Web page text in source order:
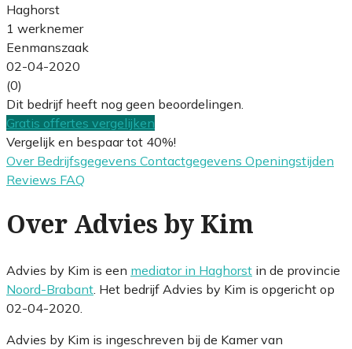
Haghorst
1 werknemer
Eenmanszaak
02-04-2020
(0)
Dit bedrijf heeft nog geen beoordelingen.
Gratis offertes vergelijken
Vergelijk en bespaar tot 40%!
Over Bedrijfsgegevens Contactgegevens Openingstijden
Reviews FAQ
Over Advies by Kim
Advies by Kim is een mediator in Haghorst in de provincie
Noord-Brabant . Het bedrijf Advies by Kim is opgericht op
02-04-2020.
Advies by Kim is ingeschreven bij de Kamer van